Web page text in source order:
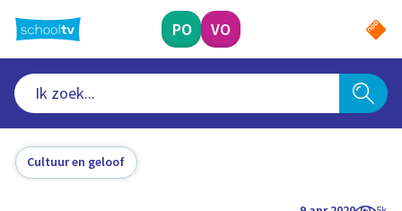
naar
hoofdinhoud
PO VO
Cultuur en geloof